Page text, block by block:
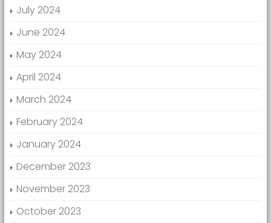
July 2024
June 2024
May 2024
April 2024
March 2024
February 2024
January 2024
December 2023
November 2023
October 2023